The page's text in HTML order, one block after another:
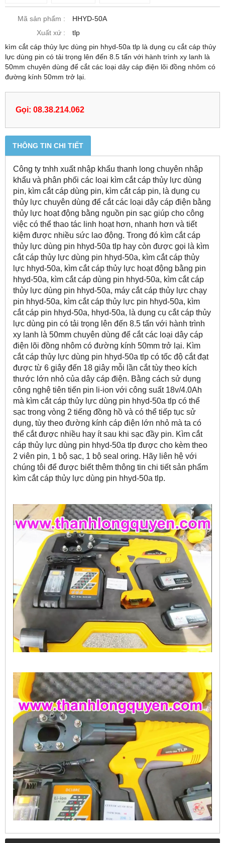
Mã sản phẩm :
HHYD-50A
Xuất xứ :
tlp
kìm cắt cáp thủy lực dùng pin hhyd-50a tlp là dụng cụ cắt cáp thủy
lực dùng pin có tải trọng lên đến 8.5 tấn với hành trình xy lanh là
50mm chuyên dùng để cắt các loại dây cáp điện lõi đồng nhôm có
đường kính 50mm trở lại.
Gọi: 08.38.214.062
THÔNG TIN CHI TIẾT
Công ty tnhh xuất nhập khẩu thanh long chuyên nhập
khẩu và phân phối các loại kìm cắt cáp thủy lực dùng
pin, kìm cắt cáp dùng pin, kìm cắt cáp pin, là dụng cụ
thủy lực chuyên dùng để cắt các loại dây cáp điện bằng
thủy lực hoạt động bằng nguồn pin sạc giúp cho công
việc có thể thao tác linh hoạt hơn, nhanh hơn và tiết
kiệm được nhiều sức lao động. Trong đó kìm cắt cáp
thủy lực dùng pin hhyd-50a tlp hay còn được gọi là kìm
cắt cáp thủy lực dùng pin hhyd-50a, kìm cắt cáp thủy
lực hhyd-50a, kìm cắt cáp thủy lực hoạt động bằng pin
hhyd-50a, kìm cắt cáp dùng pin hhyd-50a, kìm cắt cáp
thủy lực dùng pin hhyd-50a, máy cắt cáp thủy lực chạy
pin hhyd-50a, kìm cắt cáp thủy lực pin hhyd-50a, kìm
cắt cáp pin hhyd-50a, hhyd-50a, là dụng cụ cắt cáp thủy
lực dùng pin có tải trọng lên đến 8.5 tấn với hành trình
xy lanh là 50mm chuyên dùng để cắt các loại dây cáp
điện lõi đồng nhôm có đường kính 50mm trở lại. Kìm
cắt cáp thủy lực dùng pin hhyd-50a tlp có tốc độ cắt đạt
được từ 6 giây đến 18 giây mỗi lần cắt tùy theo kích
thước lớn nhỏ của dây cáp điện. Bằng cách sử dụng
công nghệ tiên tiến pin li-ion với công suất 18v/4.0Ah
mà kìm cắt cáp thủy lực dùng pin hhyd-50a tlp có thể
sạc trong vòng 2 tiếng đồng hồ và có thể tiếp tục sử
dụng, tùy theo đường kính cáp điện lớn nhỏ mà ta có
thể cắt được nhiều hay ít sau khi sạc đầy pin. Kìm cắt
cáp thủy lực dùng pin hhyd-50a tlp được cho kèm theo
2 viên pin, 1 bộ sạc, 1 bộ seal oring. Hãy liên hệ với
chúng tôi để được biết thêm thông tin chi tiết sản phẩm
kìm cắt cáp thủy lực dùng pin hhyd-50a tlp.